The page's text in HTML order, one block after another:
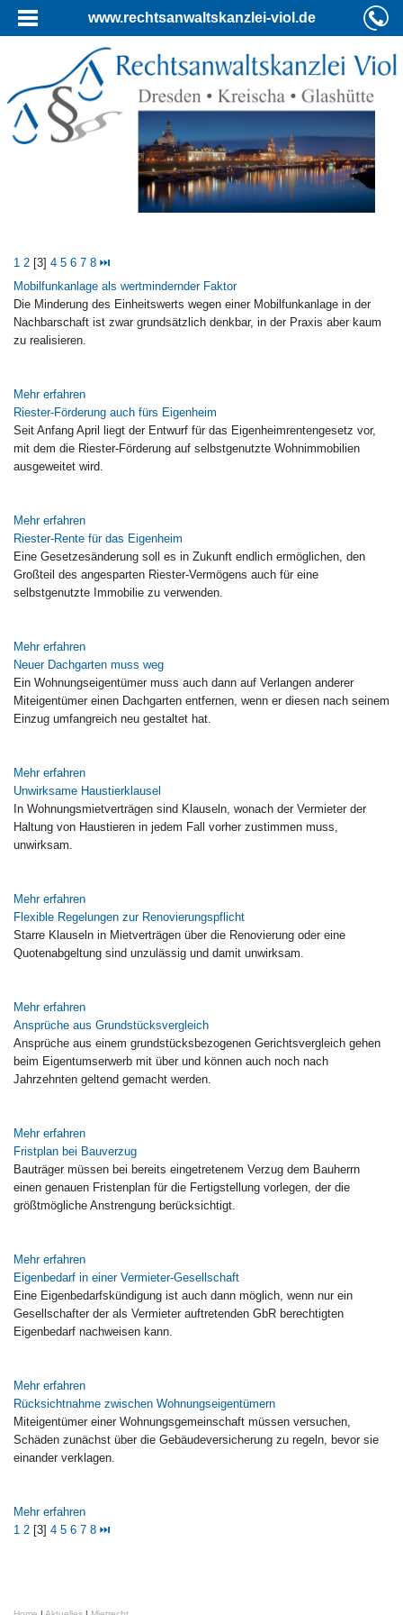
www.rechtsanwaltskanzlei-viol.de
1 2 [3] 4 5 6 7 8 ⏭
Mobilfunkanlage als wertmindernder Faktor
Die Minderung des Einheitswerts wegen einer Mobilfunkanlage in der
Nachbarschaft ist zwar grundsätzlich denkbar, in der Praxis aber kaum
zu realisieren.
Mehr erfahren
Riester-Förderung auch fürs Eigenheim
Seit Anfang April liegt der Entwurf für das Eigenheimrentengesetz vor,
mit dem die Riester-Förderung auf selbstgenutzte Wohnimmobilien
ausgeweitet wird.
Mehr erfahren
Riester-Rente für das Eigenheim
Eine Gesetzesänderung soll es in Zukunft endlich ermöglichen, den
Großteil des angesparten Riester-Vermögens auch für eine
selbstgenutzte Immobilie zu verwenden.
Mehr erfahren
Neuer Dachgarten muss weg
Ein Wohnungseigentümer muss auch dann auf Verlangen anderer
Miteigentümer einen Dachgarten entfernen, wenn er diesen nach seinem
Einzug umfangreich neu gestaltet hat.
Mehr erfahren
Unwirksame Haustierklausel
In Wohnungsmietverträgen sind Klauseln, wonach der Vermieter der
Haltung von Haustieren in jedem Fall vorher zustimmen muss,
unwirksam.
Mehr erfahren
Flexible Regelungen zur Renovierungspflicht
Starre Klauseln in Mietverträgen über die Renovierung oder eine
Quotenabgeltung sind unzulässig und damit unwirksam.
Mehr erfahren
Ansprüche aus Grundstücksvergleich
Ansprüche aus einem grundstücksbezogenen Gerichtsvergleich gehen
beim Eigentumserwerb mit über und können auch noch nach
Jahrzehnten geltend gemacht werden.
Mehr erfahren
Fristplan bei Bauverzug
Bauträger müssen bei bereits eingetretenem Verzug dem Bauherrn
einen genauen Fristenplan für die Fertigstellung vorlegen, der die
größtmögliche Anstrengung berücksichtigt.
Mehr erfahren
Eigenbedarf in einer Vermieter-Gesellschaft
Eine Eigenbedarfskündigung ist auch dann möglich, wenn nur ein
Gesellschafter der als Vermieter auftretenden GbR berechtigten
Eigenbedarf nachweisen kann.
Mehr erfahren
Rücksichtnahme zwischen Wohnungseigentümern
Miteigentümer einer Wohnungsgemeinschaft müssen versuchen,
Schäden zunächst über die Gebäudeversicherung zu regeln, bevor sie
einander verklagen.
Mehr erfahren
1 2 [3] 4 5 6 7 8 ⏭